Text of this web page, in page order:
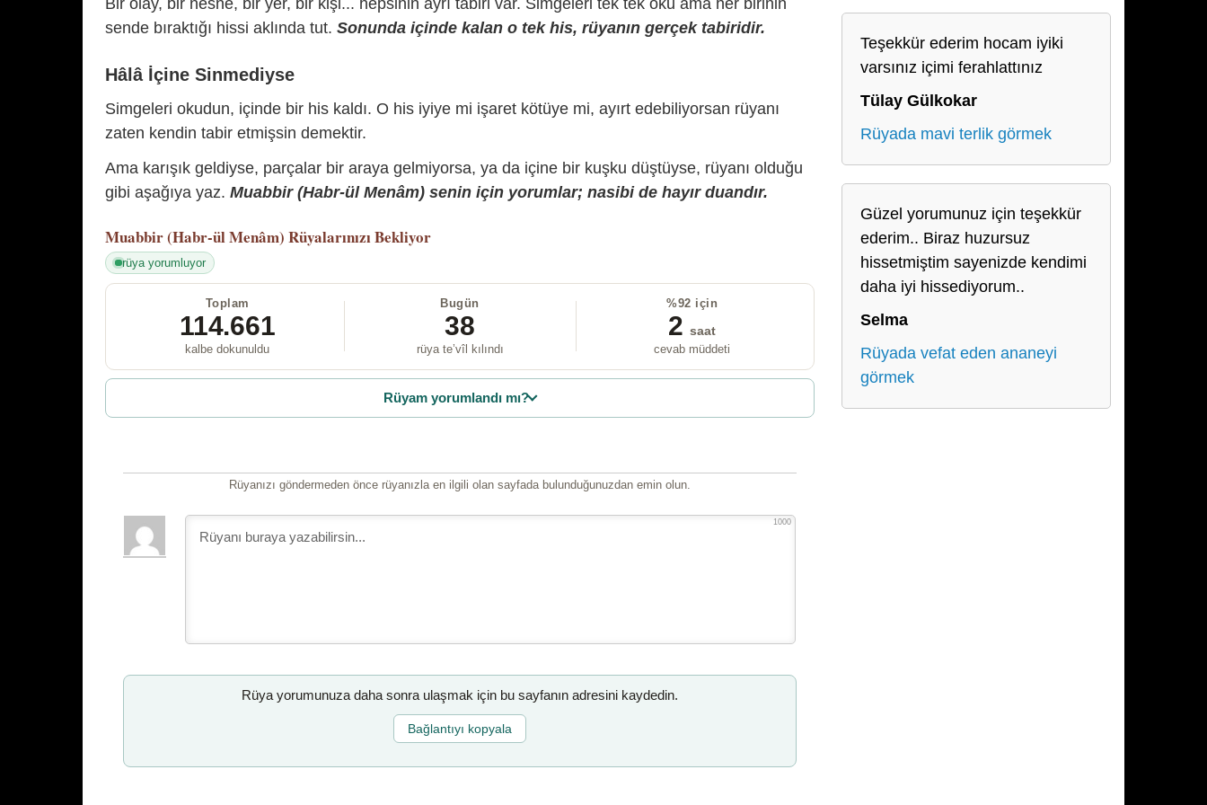
sende bıraktığı hissi aklında tut. Sonunda içinde kalan o tek his, rüyanın gerçek tabiridir.
Hâlâ İçine Sinmediyse
Simgeleri okudun, içinde bir his kaldı. O his iyiye mi işaret kötüye mi, ayırt edebiliyorsan rüyanı
zaten kendin tabir etmişsin demektir.
Ama karışık geldiyse, parçalar bir araya gelmiyorsa, ya da içine bir kuşku düştüyse, rüyanı olduğu
gibi aşağıya yaz. Muabbir (Habr-ül Menâm) senin için yorumlar; nasibi de hayır duandır.
Muabbir (Habr-ül Menâm) Rüyalarınızı Bekliyor
rüya yorumluyor
Toplam
114.661
kalbe dokunuldu
Bugün
38
rüya te’vîl kılındı
%92 için
2 saat
cevab müddeti
Rüyam yorumlandı mı?
Rüyanızı göndermeden önce rüyanızla en ilgili olan sayfada bulunduğunuzdan emin olun.
1000
Rüya yorumunuza daha sonra ulaşmak için bu sayfanın adresini kaydedin.
Bağlantıyı kopyala
Teşekkür ederim hocam iyiki
varsınız içimi ferahlattınız
Tülay Gülkokar
Rüyada mavi terlik görmek
Güzel yorumunuz için teşekkür
ederim.. Biraz huzursuz
hissetmiştim sayenizde kendimi
daha iyi hissediyorum..
Selma
Rüyada vefat eden ananeyi
görmek